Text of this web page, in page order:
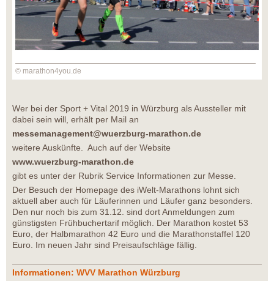
© marathon4you.de
Wer bei der Sport + Vital 2019 in Würzburg als Aussteller mit
dabei sein will, erhält per Mail an
messemanagement@wuerzburg-marathon.de
weitere Auskünfte. Auch auf der Website
www.wuerzburg-marathon.de
gibt es unter der Rubrik Service Informationen zur Messe.
Der Besuch der Homepage des iWelt-Marathons lohnt sich
aktuell aber auch für Läuferinnen und Läufer ganz besonders.
Den nur noch bis zum 31.12. sind dort Anmeldungen zum
günstigsten Frühbuchertarif möglich. Der Marathon kostet 53
Euro, der Halbmarathon 42 Euro und die Marathonstaffel 120
Euro. Im neuen Jahr sind Preisaufschläge fällig.
Informationen: WVV Marathon Würzburg